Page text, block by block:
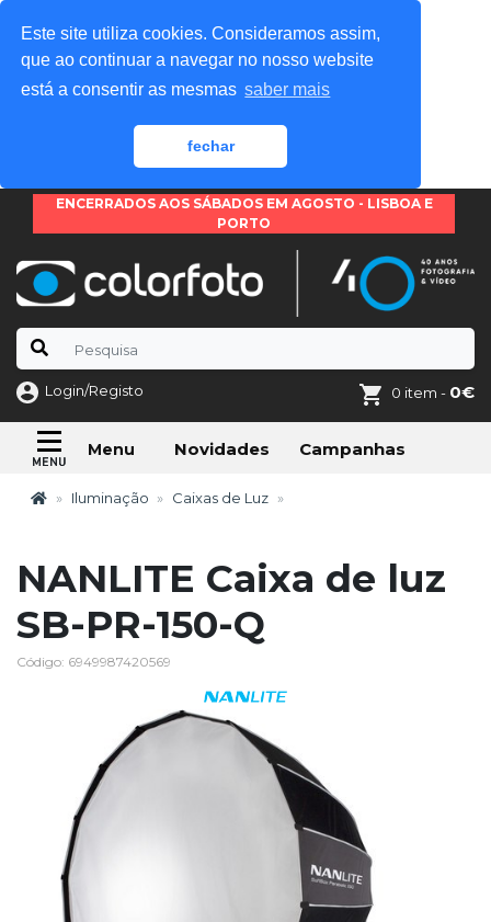
Este site utiliza cookies. Consideramos assim,
que ao continuar a navegar no nosso website
está a consentir as mesmas saber mais
fechar
ENCERRADOS AOS SÁBADOS EM AGOSTO - LISBOA E
PORTO
Login/Registo 0 item - 0€
Menu Novidades Campanhas
Iluminação Caixas de Luz
NANLITE Caixa de luz
SB-PR-150-Q
Código: 6949987420569